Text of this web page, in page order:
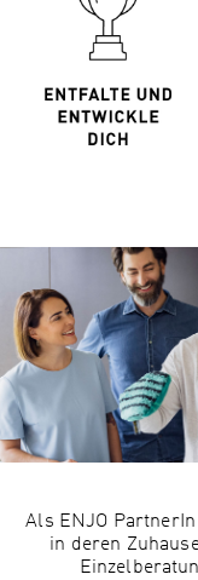
Als ENJO
in deren